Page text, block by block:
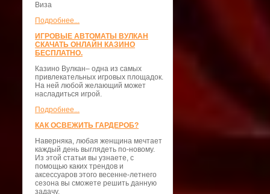
Виза
Подробнее...
ИГРОВЫЕ АВТОМАТЫ ВУЛКАН
СКАЧАТЬ ОНЛАЙН КАЗИНО
БЕСПЛАТНО.
Казино Вулкан– одна из самых
привлекательных игровых площадок.
На ней любой желающий может
насладиться игрой.
Подробнее...
КАК ОСВЕЖИТЬ ГАРДЕРОБ?
Наверняка, любая женщина мечтает
каждый день выглядеть по-новому.
Из этой статьи вы узнаете, с
помощью каких трендов и
аксессуаров этого весенне-летнего
сезона вы сможете решить данную
задачу.